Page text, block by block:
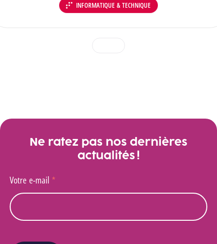
DÉPARTEMENT :
INFORMATIQUE & TECHNIQUE
1 2
Ne ratez pas nos dernières
actualités !
Votre e-mail *